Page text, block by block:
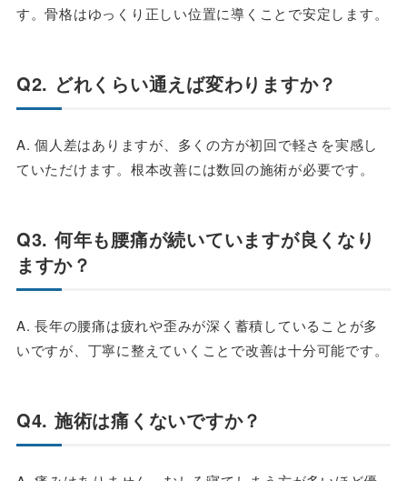
す。骨格はゆっくり正しい位置に導くことで安定します。
Q2. どれくらい通えば変わりますか？
A. 個人差はありますが、多くの方が初回で軽さを実感し
ていただけます。根本改善には数回の施術が必要です。
Q3. 何年も腰痛が続いていますが良くなり
ますか？
A. 長年の腰痛は疲れや歪みが深く蓄積していることが多
いですが、丁寧に整えていくことで改善は十分可能です。
Q4. 施術は痛くないですか？